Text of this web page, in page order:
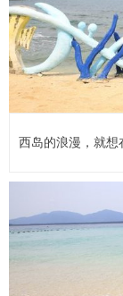
西岛的浪漫，就想